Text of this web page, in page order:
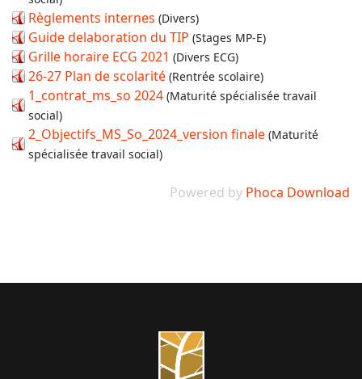
Règlements internes (Divers)
Guide delaboration du TIP (Stages MP-E)
Grille horaire ECG 2021 (Divers ECG)
26-27 Plan de scolarité (Rentrée scolaire)
1_contrat_ms_so 2024 (Maturité spécialisée travail
social)
2_Objectifs_MS_So_2024_version finale (Maturité
spécialisée travail social)
Powered by Phoca Download